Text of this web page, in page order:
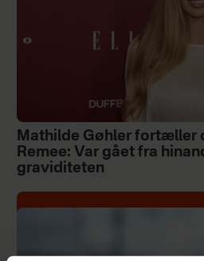
Mathilde Gøhler fortæller
Remee: Var gået fra
graviditeten